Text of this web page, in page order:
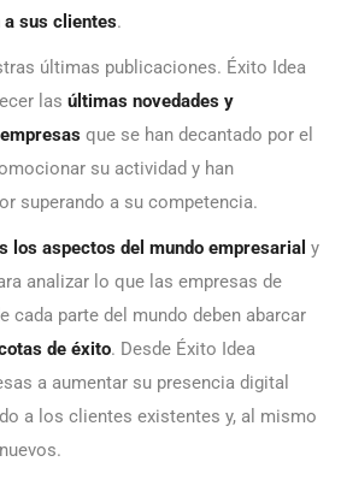
sus clientes.
últimas publicaciones. Éxito Idea
las últimas novedades y
que se han decantado por el
su actividad y han
superando a su competencia.
los aspectos del mundo empresarial y
analizar lo que las empresas de
cada parte del mundo deben abarcar
de éxito. Desde Éxito Idea
a aumentar su presencia digital
a los clientes existentes y, al mismo